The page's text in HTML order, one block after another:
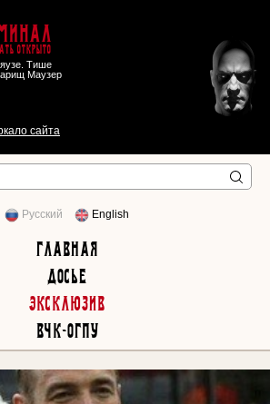
открыто
Тише
Маузер
сайта
Русский English
Главная
Досье
Эксклюзив
ВЧК-ОГПУ